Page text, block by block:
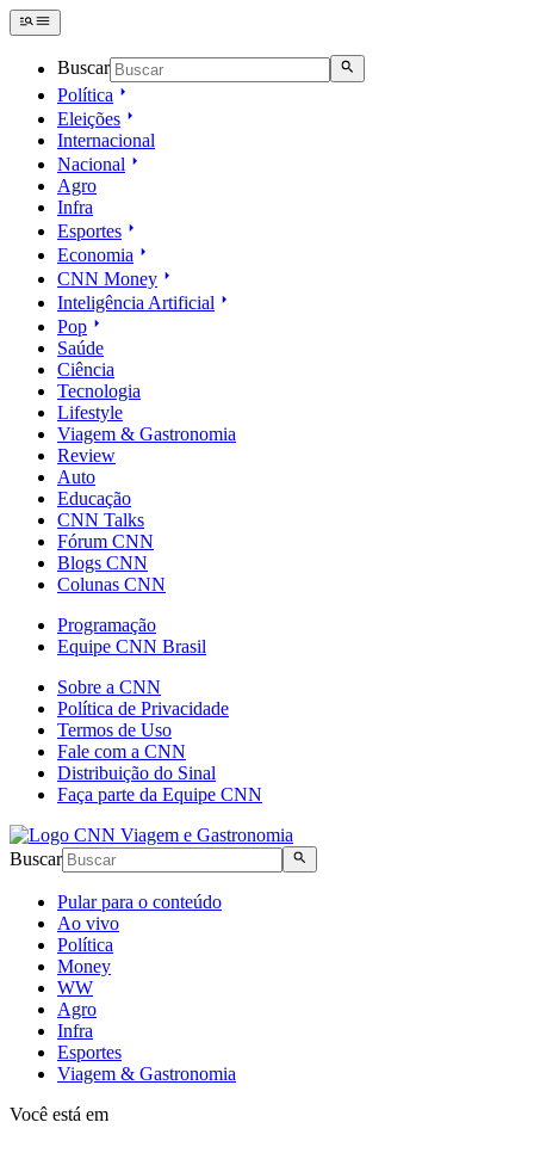
Buscar
Política
Eleições
Internacional
Nacional
Agro
Infra
Esportes
Economia
CNN Money
Inteligência Artificial
Pop
Saúde
Ciência
Tecnologia
Lifestyle
Viagem & Gastronomia
Review
Auto
Educação
CNN Talks
Fórum CNN
Blogs CNN
Colunas CNN
Programação
Equipe CNN Brasil
Sobre a CNN
Política de Privacidade
Termos de Uso
Fale com a CNN
Distribuição do Sinal
Faça parte da Equipe CNN
Buscar
Pular para o conteúdo
Ao vivo
Política
Money
WW
Agro
Infra
Esportes
Viagem & Gastronomia
Você está em